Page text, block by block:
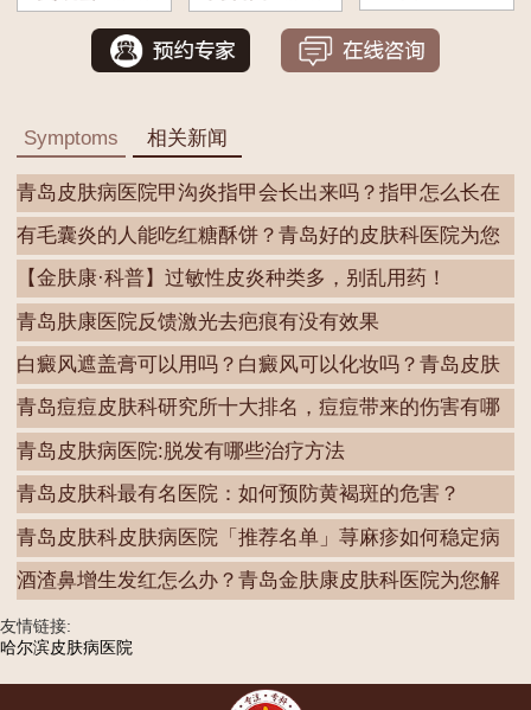
Symptoms 相关新闻
青岛皮肤病医院甲沟炎指甲会长出来吗？指甲怎么长在
肉
有毛囊炎的人能吃红糖酥饼？青岛好的皮肤科医院为您
解
【金肤康·科普】过敏性皮炎种类多，别乱用药！
青岛肤康医院反馈激光去疤痕有没有效果
白癜风遮盖膏可以用吗？白癜风可以化妆吗？青岛皮肤
病
青岛痘痘皮肤科研究所十大排名，痘痘带来的伤害有哪
些
青岛皮肤病医院:脱发有哪些治疗方法
青岛皮肤科最有名医院：如何预防黄褐斑的危害？
青岛皮肤科皮肤病医院「推荐名单」荨麻疹如何稳定病
情
酒渣鼻增生发红怎么办？青岛金肤康皮肤科医院为您解
答
友情链接:
哈尔滨皮肤病医院